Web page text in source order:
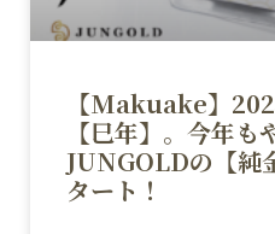
【Makuake】
【巳年】。今年も
JUNGOLDの【純
タート！